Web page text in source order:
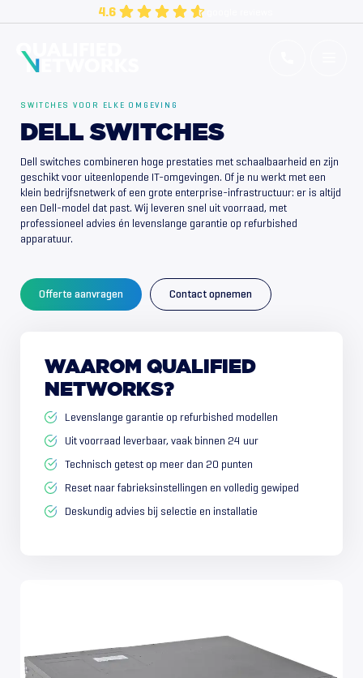
to
4.6
SWITCHES VOOR ELKE OMGEVING
DELL SWITCHES
Dell switches combineren hoge prestaties met schaalbaarheid en zijn
geschikt voor uiteenlopende IT-omgevingen. Of je nu werkt met een
klein bedrijfsnetwerk of een grote enterprise-infrastructuur: er is altijd
een Dell-model dat past. Wij leveren snel uit voorraad, met
professioneel advies én levenslange garantie op refurbished
apparatuur.
Offerte aanvragen Contact opnemen
WAAROM QUALIFIED
NETWORKS?
Levenslange garantie op refurbished modellen
Uit voorraad leverbaar, vaak binnen 24 uur
Technisch getest op meer dan 20 punten
Reset naar fabrieksinstellingen en volledig gewiped
Deskundig advies bij selectie en installatie